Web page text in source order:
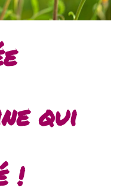
qui
!